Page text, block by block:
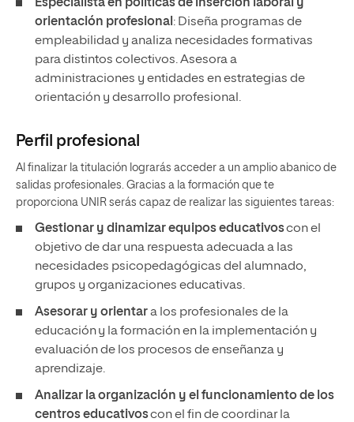
Especialista en políticas de inserción laboral y
orientación profesional : Diseña programas de
empleabilidad y analiza necesidades formativas
para distintos colectivos. Asesora a
administraciones y entidades en estrategias de
orientación y desarrollo profesional.
Perfil profesional
Al finalizar la titulación lograrás acceder a un amplio abanico de
salidas profesionales. Gracias a la formación que te
proporciona UNIR serás capaz de realizar las siguientes tareas:
Gestionar y dinamizar equipos educativoscon el
objetivo de dar una respuesta adecuada a las
necesidades psicopedagógicas del alumnado,
grupos y organizaciones educativas.
Asesorar y orientara los profesionales de la
educación y la formación en la implementación y
evaluación de los procesos de enseñanza y
aprendizaje.
Analizar la organización y el funcionamiento de los
centros educativoscon el fin de coordinar la